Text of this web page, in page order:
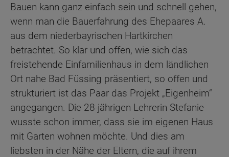
Bauen kann ganz einfach sein und schnell gehen,
wenn man die Bauerfahrung des Ehepaares A.
aus dem niederbayrischen Hartkirchen
betrachtet. So klar und offen, wie sich das
freistehende Einfamilienhaus in dem ländlichen
Ort nahe Bad Füssing präsentiert, so offen und
strukturiert ist das Paar das Projekt „Eigenheim“
angegangen. Die 28-jährigen Lehrerin Stefanie
wusste schon immer, dass sie im eigenen Haus
mit Garten wohnen möchte. Und dies am
liebsten in der Nähe der Eltern, die auf ihrem